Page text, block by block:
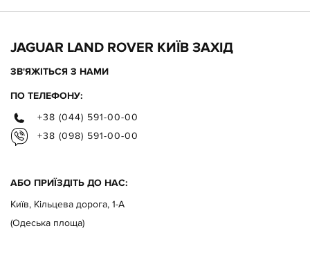
JAGUAR LAND ROVER КИЇВ ЗАХІД
ЗВ'ЯЖІТЬСЯ З НАМИ
ПО ТЕЛЕФОНУ:
+38 (044) 591-00-00
+38 (098) 591-00-00
АБО ПРИЇЗДІТЬ ДО НАС:
Київ, Кільцева дорога, 1-А
(Одеська площа)